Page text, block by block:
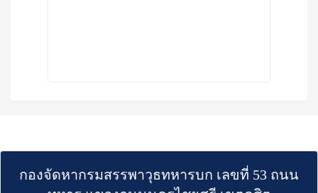
กองจัดหากรมสรรพาวุธทหารบก เลขที่ 53 ถนน